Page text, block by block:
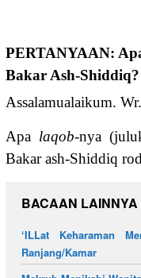
PERTANYAAN:
Bakar Ash-Shiddiq?
Assalamualaikum.
Apa laqob-nya
Bakar ash-Shiddiq
BACAAN LAINNYA
‘ILLat Keharaman
Ranjang/Kamar